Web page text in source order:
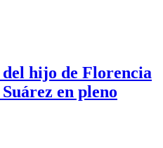
hijo de Florencia
en pleno